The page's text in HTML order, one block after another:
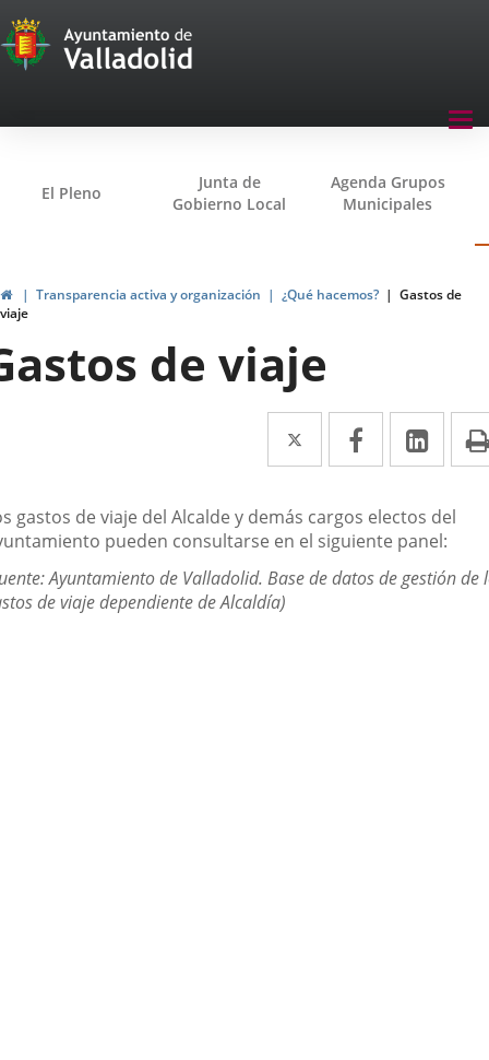
Transparencia
Menu
El Pleno
Junta de
Gobierno Local
Agenda Grupos
Municipales
HomeTransparencia activa y organización ¿Qué hacemos?
Gastos de
viaje
de viaje
Twitter
Enlace
a
una
aplicación
externa.
Facebook
Enlace
a
una
aplicación
externa.
a
una
gastos de viaje del Alcalde y demás cargos electos del
pueden consultarse en el siguiente panel:
Ayuntamiento de Valladolid. Base de datos de gestión de
de viaje dependiente de Alcaldía)